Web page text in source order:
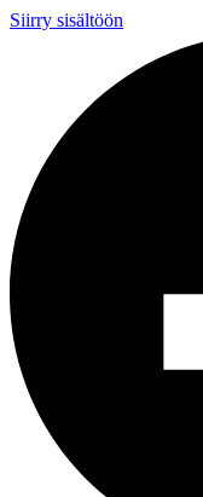
Siirry sisältöön